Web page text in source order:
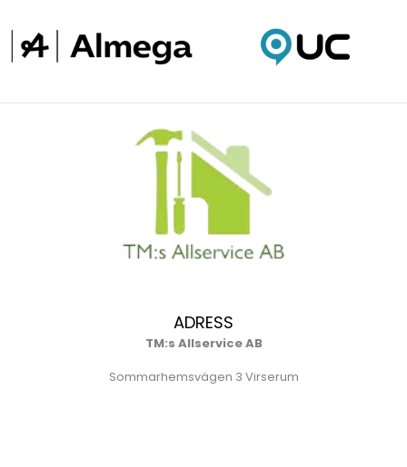
ADRESS
TM:s Allservice AB
Sommarhemsvägen 3 Virserum